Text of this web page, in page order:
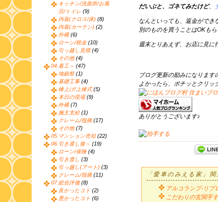
だいぶと、ゴネてみたけど、
なんといっても、返金ができ
別のものを買うことはOKも
週末とりあえず、お店に見に
ブログ更新の励みになります
よかったら、ポチッとクリッ
ありがとうございます♪
「愛車のみえる家」
アルコランプ-リプ
こだわりの玄関手
キッチン/洗面所/お風
呂/トイレ (9)
内装(クロス/床) (8)
内装(カーテン) (2)
外構(6)
ローン/税金(10)
引っ越し見積(4)
その他 (4)
04.着工～ (47)
地鎮祭 (1)
基礎工事(4)
棟上げ/上棟式(5)
本日の現場(9)
外構(7)
施主支給(1)
クレーム/指摘(17)
その他 (7)
05.マンション売却(22)
06.引き渡し後～ (19)
ローン/保険(4)
引き渡し (3)
引っ越し(アート) (3)
クレーム/指摘(11)
07.総合評価(8)
良かったコト (2)
悪かったコト (6)